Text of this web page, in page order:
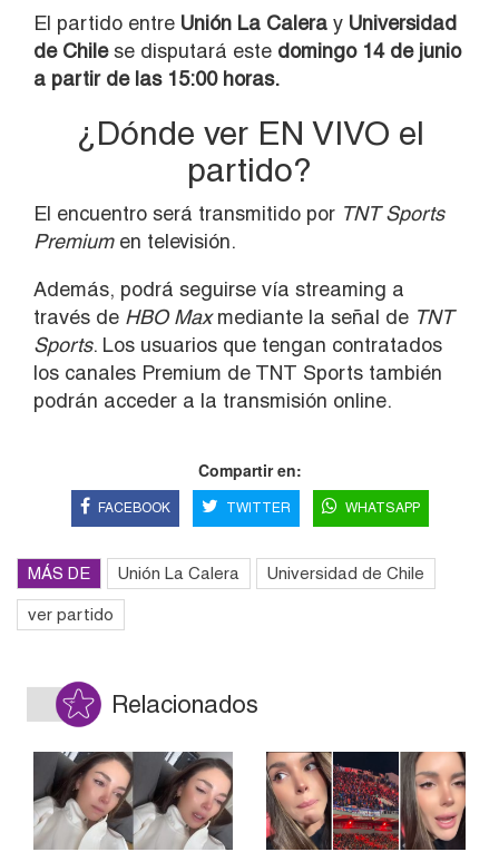
El partido entre Unión La Calera y Universidad
de Chilese disputará este domingo 14 de junio
a partir de las 15:00 horas.
¿Dónde ver EN VIVO el
partido?
El encuentro será transmitido por TNT Sports
Premiumen televisión.
Además, podrá seguirse vía streaming a
través de HBO Maxmediante la señal de TNT
Sports. Los usuarios que tengan contratados
los canales Premium de TNT Sports también
podrán acceder a la transmisión online.
Compartir en:
FACEBOOK TWITTER WHATSAPP
MÁS DE Unión La Calera Universidad de Chile
ver partido
Relacionados